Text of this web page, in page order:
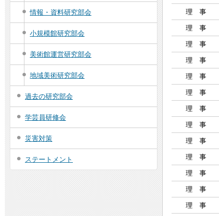
情報・資料研究部会
小規模館研究部会
美術館運営研究部会
地域美術研究部会
過去の研究部会
学芸員研修会
災害対策
ステートメント
理 事
理 事
理 事
理 事
理 事
理 事
理 事
理 事
理 事
理 事
理 事
理 事
理 事